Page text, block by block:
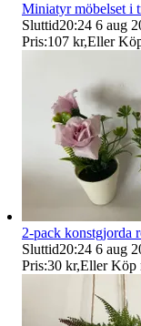
Miniatyr möbelset i
Sluttid20:24 6 aug
Pris:107 kr,Eller
2-pack konstgjorda
Sluttid20:24 6 aug
Pris:30 kr,Eller Köp